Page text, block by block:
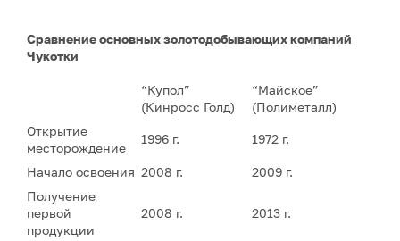
Сравнение основных золотодобывающих компаний
Чукотки
“Купол”
(Кинросс Голд)
“Майское”
(Полиметалл)
Открытие
месторождение
1996 г. 1972 г.
Начало освоения 2008 г.
2009 г.
Получение
первой
продукции
2008 г. 2013 г.